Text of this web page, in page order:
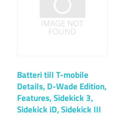
Batteri till T-mobile
Details, D-Wade Edition,
Features, Sidekick 3,
Sidekick iD, Sidekick III